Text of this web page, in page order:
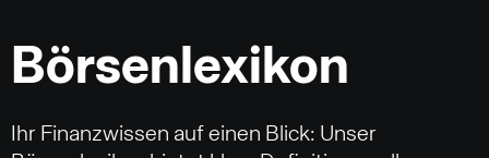
Börsenlexikon
Ihr Finanzwissen auf einen Blick: Unser